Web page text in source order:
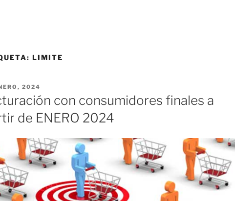
LIMITE
2024
con consumidores finales a
de ENERO 2024